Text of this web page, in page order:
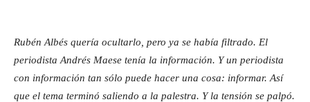
Rubén Albés quería ocultarlo, pero ya se había filtrado. El
periodista Andrés Maese tenía la información. Y un periodista
con información tan sólo puede hacer una cosa: informar. Así
que el tema terminó saliendo a la palestra. Y la tensión se palpó.